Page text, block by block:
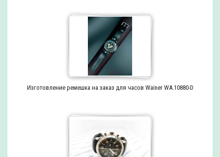
Изготовление ремешка на заказ для часов Wainer WA.10880-D